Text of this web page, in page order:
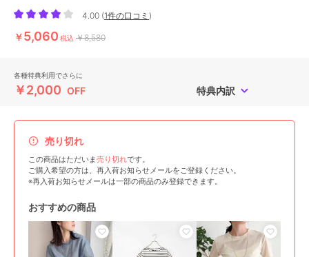
4.00 (1件の口コミ )
￥5,060 税込 ￥8,580
各種特典利用でさらに
￥2,000 OFF 特典内訳
売り切れ
この商品はただいま売り切れです。
ご購入希望の方は、再入荷お知らせメールをご登録ください。
※再入荷お知らせメールは一部の商品のみ登録できます。
おすすめの商品